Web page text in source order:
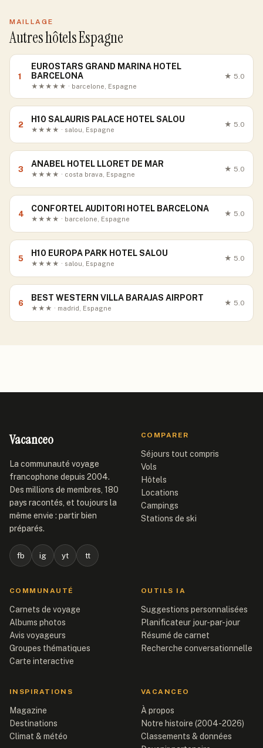
MAILLAGE
Autres hôtels Espagne
1
EUROSTARS GRAND MARINA HOTEL
BARCELONA
★★★★★ · barcelone, Espagne
★ 5.0
2
H10 SALAURIS PALACE HOTEL SALOU
★★★★ · salou, Espagne
★ 5.0
3
ANABEL HOTEL LLORET DE MAR
★★★★ · costa brava, Espagne
★ 5.0
4
CONFORTEL AUDITORI HOTEL BARCELONA
★★★★ · barcelone, Espagne
★ 5.0
5
H10 EUROPA PARK HOTEL SALOU
★★★★ · salou, Espagne
★ 5.0
6
BEST WESTERN VILLA BARAJAS AIRPORT
★★★ · madrid, Espagne
★ 5.0
Vacanceo
La communauté voyage
francophone depuis 2004.
Des millions de membres, 180
pays racontés, et toujours la
même envie : partir bien
préparés.
fb ig yt tt
COMPARER
Séjours tout compris
Vols
Hôtels
Locations
Campings
Stations de ski
COMMUNAUTÉ
Carnets de voyage
Albums photos
Avis voyageurs
Groupes thématiques
Carte interactive
OUTILS IA
Suggestions personnalisées
Planificateur jour-par-jour
Résumé de carnet
Recherche conversationnelle
INSPIRATIONS
Magazine
Destinations
Climat & météo
VACANCEO
À propos
Notre histoire (2004-2026)
Classements & données